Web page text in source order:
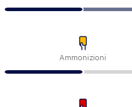
Ammonizioni